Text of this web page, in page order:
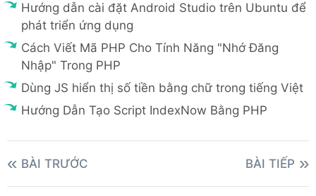
allow all;
log_not_found
access_log off;
}
location
add_header Pragma public;
Hướng dẫn cài đặt Android Studio trên Ubuntu để
phát triển ứng dụng
Cách Viết Mã PHP Cho Tính Năng "Nhớ Đăng
Nhập" Trong PHP
Dùng JS hiển thị số tiền bằng chữ trong tiếng Việt
Hướng Dẫn Tạo Script IndexNow Bằng PHP
BÀI TRƯỚC BÀI TIẾP